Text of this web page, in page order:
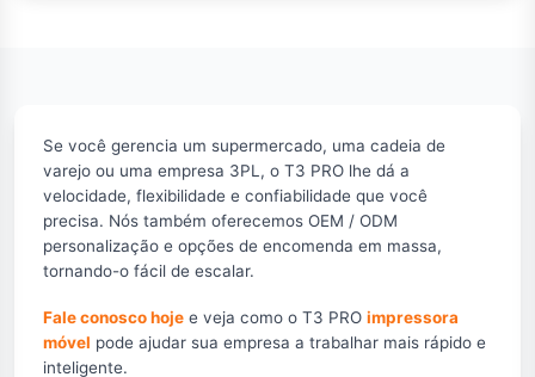
Se você gerencia um supermercado, uma cadeia de
varejo ou uma empresa 3PL, o T3 PRO lhe dá a
velocidade, flexibilidade e confiabilidade que você
precisa. Nós também oferecemos OEM / ODM
personalização e opções de encomenda em massa,
tornando-o fácil de escalar.
Fale conosco hoje e veja como o T3 PRO impressora
móvel pode ajudar sua empresa a trabalhar mais rápido e
inteligente.